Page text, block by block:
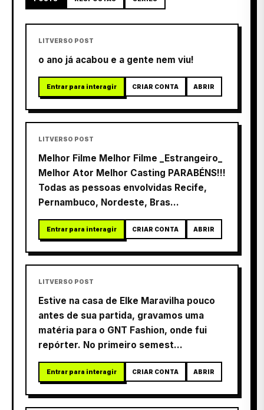
LITVERSO POST
o ano já acabou e a gente nem viu!
Entrar para interagir CRIAR CONTA ABRIR
LITVERSO POST
Melhor Filme Melhor Filme _Estrangeiro_
Melhor Ator Melhor Casting PARABÉNS!!!
Todas as pessoas envolvidas Recife,
Pernambuco, Nordeste, Bras...
Entrar para interagir CRIAR CONTA ABRIR
LITVERSO POST
Estive na casa de Elke Maravilha pouco
antes de sua partida, gravamos uma
matéria para o GNT Fashion, onde fui
repórter. No primeiro semest...
Entrar para interagir CRIAR CONTA ABRIR